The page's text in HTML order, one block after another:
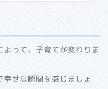
って、子育てが変わりま
せな瞬間を感じましょ